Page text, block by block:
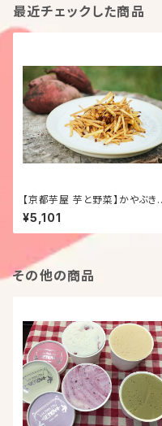
最近チェックした商品
【京都芋屋 芋と野菜】かやぶき
けんぴ5種
¥5,101
その他の商品